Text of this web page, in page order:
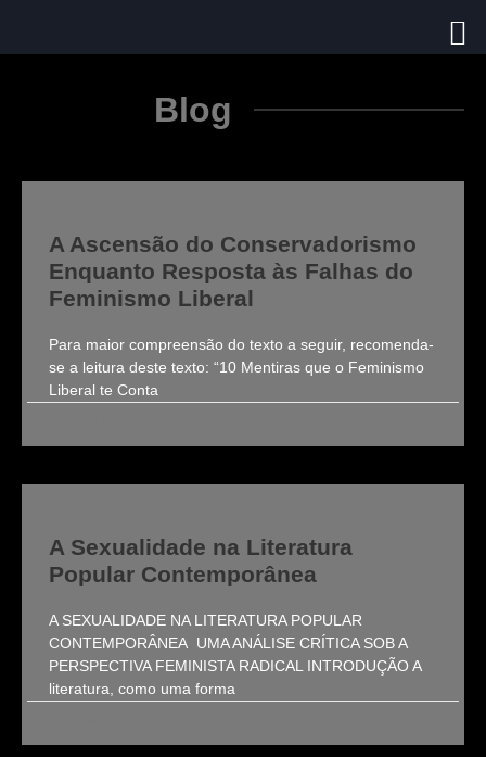
Blog
A Ascensão do Conservadorismo
Enquanto Resposta às Falhas do
Feminismo Liberal
Para maior compreensão do texto a seguir, recomenda-
se a leitura deste texto: “10 Mentiras que o Feminismo
Liberal te Conta
A Sexualidade na Literatura
Popular Contemporânea
A SEXUALIDADE NA LITERATURA POPULAR
CONTEMPORÂNEA UMA ANÁLISE CRÍTICA SOB A
PERSPECTIVA FEMINISTA RADICAL INTRODUÇÃO A
literatura, como uma forma